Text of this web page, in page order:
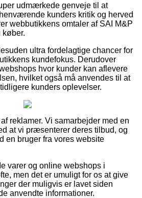
udmærkede genveje til at
kunders kritik og herved
webbutikkens omtaler af SAI M&P
køber.
ultra fordelagtige chancer for
kundefokus. Derudover
hvor kunder kan aflevere
hvilket også må anvendes til at
kunders oplevelser.
reklamer. Vi samarbejder med en
at vi præsenterer deres tilbud, og
en bruger fra vores website
varer og online webshops i
men det er umuligt for os at give
der muligvis er lavet siden
anvendte informationer.